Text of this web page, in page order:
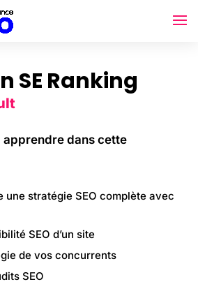
SE Ranking
apprendre dans cette
une stratégie SEO complète avec
SEO d’un site
de vos concurrents
SEO